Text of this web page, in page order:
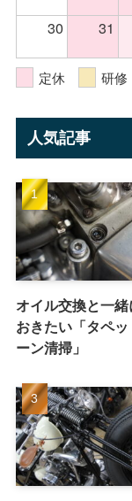
30
31
定休 研修
人気記事
オイル交換と一緒
おきたい「タペッ
ーン清掃」